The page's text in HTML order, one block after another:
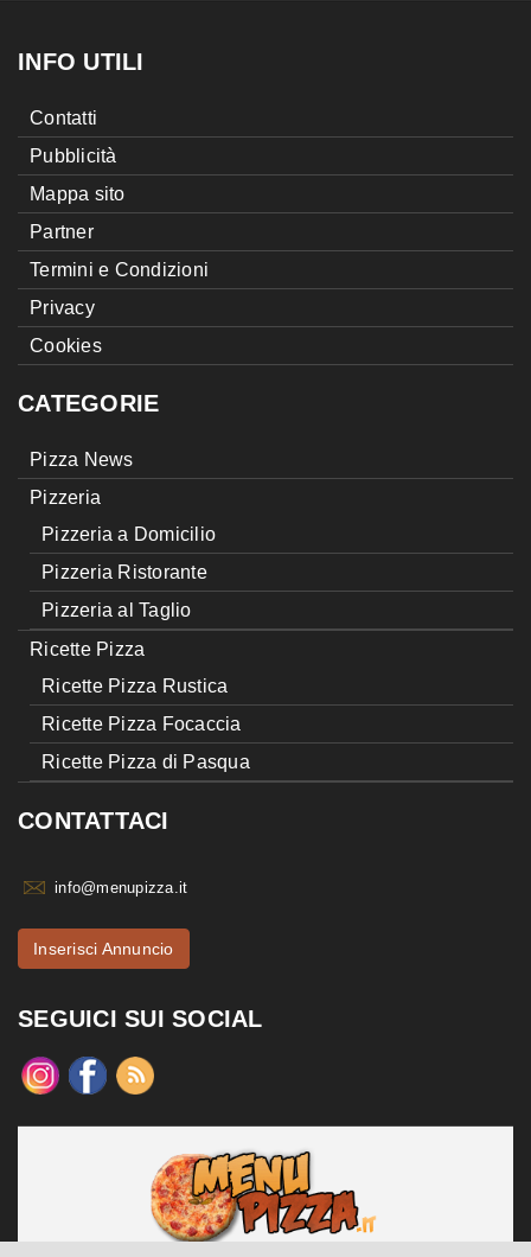
INFO UTILI
Contatti
Pubblicità
Mappa sito
Partner
Termini e Condizioni
Privacy
Cookies
CATEGORIE
Pizza News
Pizzeria
Pizzeria a Domicilio
Pizzeria Ristorante
Pizzeria al Taglio
Ricette Pizza
Ricette Pizza Rustica
Ricette Pizza Focaccia
Ricette Pizza di Pasqua
CONTATTACI
info@menupizza.it
Inserisci Annuncio
SEGUICI SUI SOCIAL